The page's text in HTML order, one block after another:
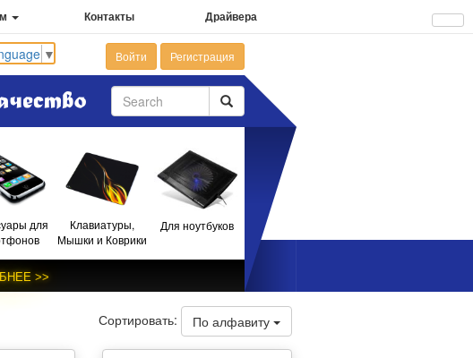
Контакты Драйвера
▼ Войти Регистрация
для
Клавиатуры,
Мышки и Коврики
Для ноутбуков
Н Е Е >>
Сортировать: По алфавиту